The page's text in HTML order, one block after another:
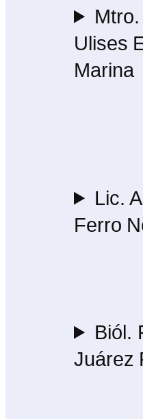
Ulises
Marina
Lic.
Ferro
Biól.
Juárez